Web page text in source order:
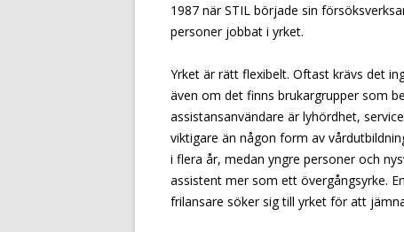
1987 när STIL började sin
personer jobbat i yrket.
Yrket är rätt flexibelt. Oftast krävs det
även om det finns brukargrupper som
assistansanvändare är lyhördhet,
viktigare än någon form av
i flera år, medan yngre personer och
assistent mer som ett övergångsyrke.
frilansare söker sig till yrket för att